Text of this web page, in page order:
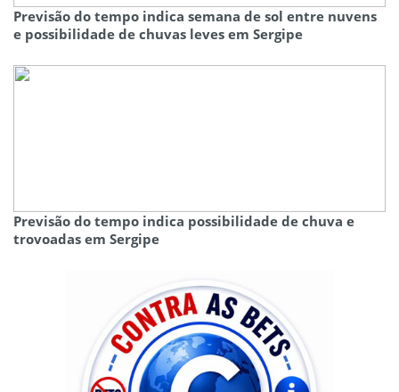
Previsão do tempo indica semana de sol entre nuvens
e possibilidade de chuvas leves em Sergipe
Previsão do tempo indica possibilidade de chuva e
trovoadas em Sergipe